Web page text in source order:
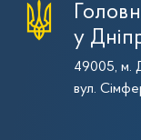
у
49005, м.
вул.